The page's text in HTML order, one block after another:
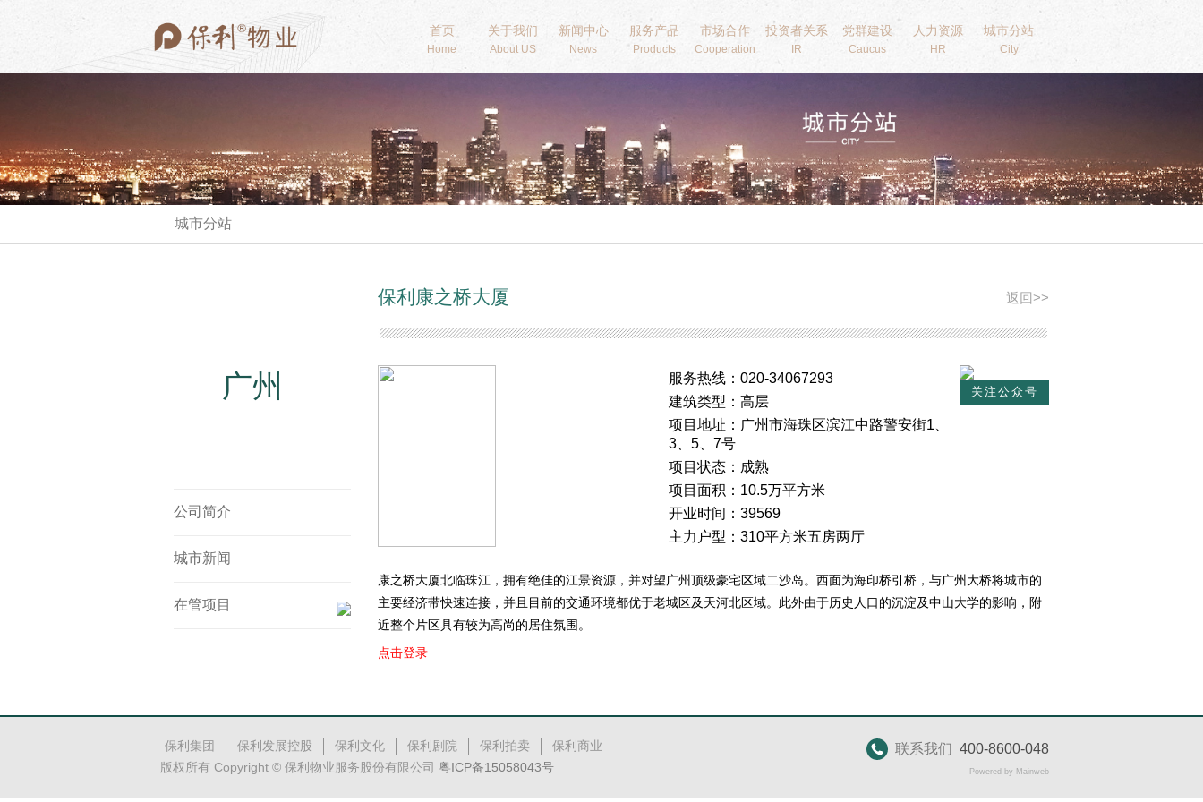
首页
Home
关于我们
About US
新闻中心
News
服务产品
Products
市场合作
Cooperation
投资者关系
IR
党群建设
Caucus
人力资源
HR
城市分站
City
城市分站
广州
公司简介
城市新闻
在管项目
保利康之桥大厦 返回>>
服务热线：020-34067293
建筑类型：高层
项目地址：广州市海珠区滨江中路警安街1、
3、5、7号
项目状态：成熟
项目面积：10.5万平方米
开业时间：39569
主力户型：310平方米五房两厅
关注公众号
康之桥大厦北临珠江，拥有绝佳的江景资源，并对望广州顶级豪宅区域二沙岛。西面为海印桥引桥，与广州大桥将城市的
主要经济带快速连接，并且目前的交通环境都优于老城区及天河北区域。此外由于历史人口的沉淀及中山大学的影响，附
近整个片区具有较为高尚的居住氛围。
点击登录
保利集团 保利发展控股 保利文化 保利剧院 保利拍卖
保利商业
版权所有 Copyright © 保利物业服务股份有限公司 粤ICP备15058043号 Powered by Mainweb
联系我们 400-8600-048